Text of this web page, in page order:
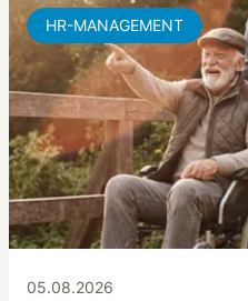
05.08.2026
HR-MANAGEMENT